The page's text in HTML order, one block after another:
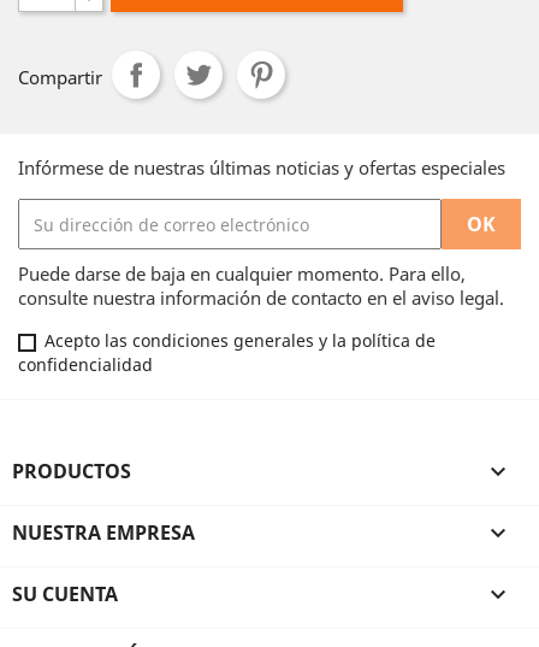
Compartir
Infórmese de nuestras últimas noticias y ofertas especiales
Puede darse de baja en cualquier momento. Para ello,
consulte nuestra información de contacto en el aviso legal.
Acepto las condiciones generales y la política de
confidencialidad
PRODUCTOS 
NUESTRA EMPRESA 
SU CUENTA 